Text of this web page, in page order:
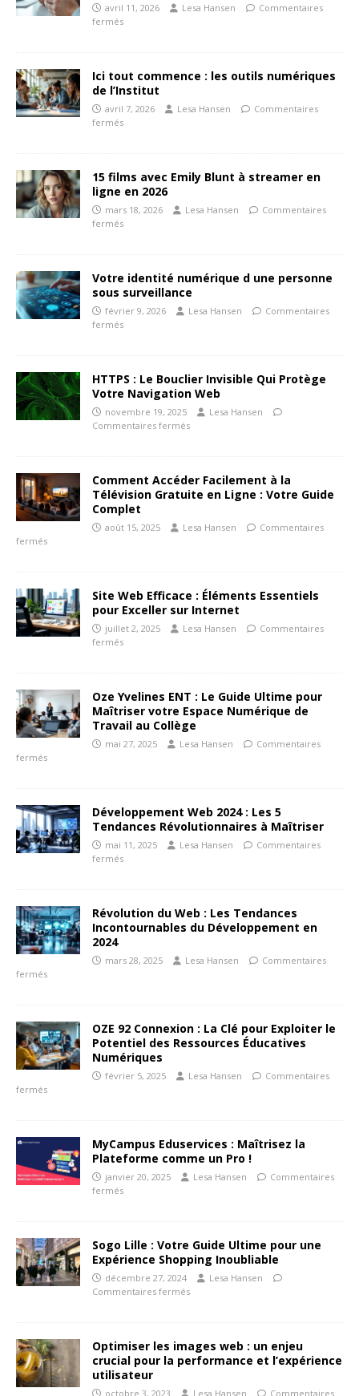
avril 11, 2026 Lesa Hansen
Commentaires
fermés
Ici tout commence : les outils numériques
de l’Institut
avril 7, 2026 Lesa Hansen
Commentaires
fermés
15 films avec Emily Blunt à streamer en
ligne en 2026
mars 18, 2026 Lesa Hansen
Commentaires
fermés
Votre identité numérique d une personne
sous surveillance
février 9, 2026 Lesa Hansen
Commentaires
fermés
HTTPS : Le Bouclier Invisible Qui Protège
Votre Navigation Web
novembre 19, 2025
Lesa Hansen
Commentaires fermés
Comment Accéder Facilement à la
Télévision Gratuite en Ligne : Votre Guide
Complet
août 15, 2025 Lesa Hansen
Commentaires
fermés
Site Web Efficace : Éléments Essentiels
pour Exceller sur Internet
juillet 2, 2025 Lesa Hansen
Commentaires
fermés
Oze Yvelines ENT : Le Guide Ultime pour
Maîtriser votre Espace Numérique de
Travail au Collège
mai 27, 2025 Lesa Hansen
Commentaires
fermés
Développement Web 2024 : Les 5
Tendances Révolutionnaires à Maîtriser
mai 11, 2025 Lesa Hansen
Commentaires
fermés
Révolution du Web : Les Tendances
Incontournables du Développement en
2024
mars 28, 2025 Lesa Hansen
Commentaires
fermés
OZE 92 Connexion : La Clé pour Exploiter le
Potentiel des Ressources Éducatives
Numériques
février 5, 2025 Lesa Hansen
Commentaires
fermés
MyCampus Eduservices : Maîtrisez la
Plateforme comme un Pro !
janvier 20, 2025 Lesa Hansen
Commentaires
fermés
Sogo Lille : Votre Guide Ultime pour une
Expérience Shopping Inoubliable
décembre 27, 2024
Lesa Hansen
Commentaires fermés
Optimiser les images web : un enjeu
crucial pour la performance et l’expérience
utilisateur
octobre 3, 2023 Lesa Hansen Commentaires